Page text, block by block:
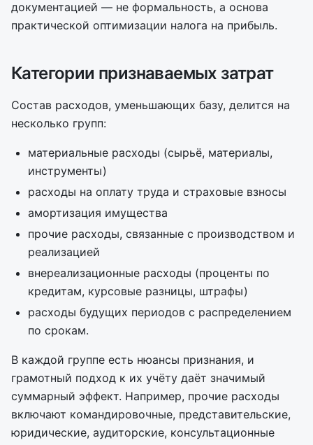
документацией — не формальность, а основа
практической оптимизации налога на прибыль.
Категории признаваемых затрат
Состав расходов, уменьшающих базу, делится на
несколько групп:
материальные расходы (сырьё, материалы,
инструменты)
расходы на оплату труда и страховые взносы
амортизация имущества
прочие расходы, связанные с производством и
реализацией
внереализационные расходы (проценты по
кредитам, курсовые разницы, штрафы)
расходы будущих периодов с распределением
по срокам.
В каждой группе есть нюансы признания, и
грамотный подход к их учёту даёт значимый
суммарный эффект. Например, прочие расходы
включают командировочные, представительские,
юридические, аудиторские, консультационные